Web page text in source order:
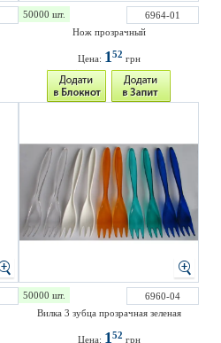
50000 шт.
6964-01
Нож прозрачный
Цена: 152 грн
50000 шт.
6960-04
Вилка 3 зубца прозрачная зеленая
Цена: 152 грн